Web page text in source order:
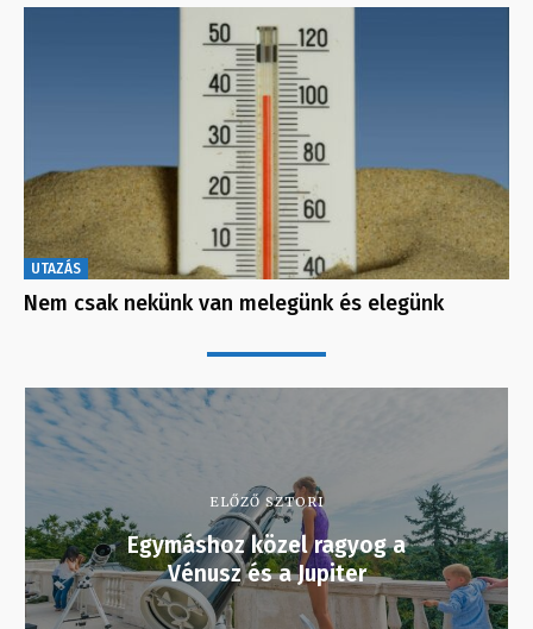
UTAZÁS
Nem csak nekünk van melegünk és elegünk
ELŐZŐ SZTORI
Egymáshoz közel ragyog a
Vénusz és a Jupiter